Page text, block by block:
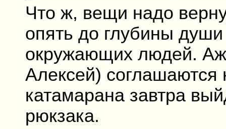
Что ж, вещи надо
опять до глубины
окружающих людей.
Алексей)
катамарана завтра
рюкзака.